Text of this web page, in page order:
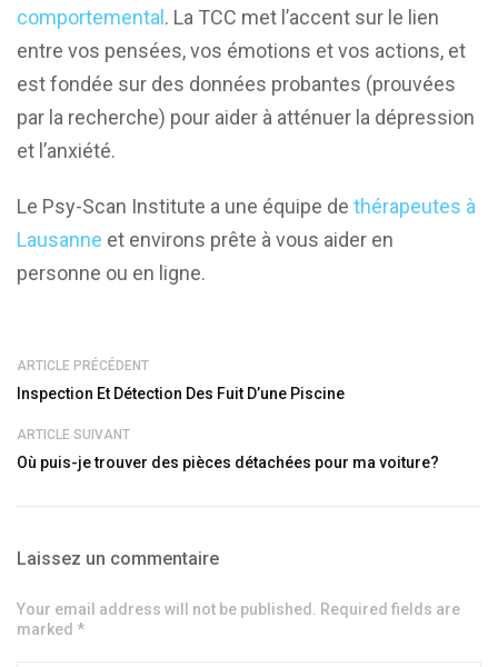
comportemental . La TCC met l’accent sur le lien
entre vos pensées, vos émotions et vos actions, et
est fondée sur des données probantes (prouvées
par la recherche) pour aider à atténuer la dépression
et l’anxiété.
Le Psy-Scan Institute a une équipe de thérapeutes à
Lausanne et environs prête à vous aider en
personne ou en ligne.
ARTICLE PRÉCÉDENT
Inspection Et Détection Des Fuit D’une Piscine
ARTICLE SUIVANT
Où puis-je trouver des pièces détachées pour ma voiture?
Laissez un commentaire
Your email address will not be published. Required fields are
marked *